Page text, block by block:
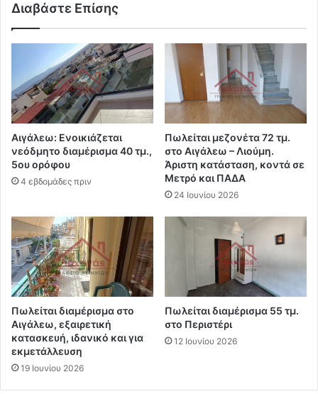
Διαβάστε Επίσης
Αιγάλεω: Ενοικιάζεται
νεόδμητο διαμέρισμα 40 τμ.,
5ου ορόφου
4 εβδομάδες πριν
Πωλείται μεζονέτα 72 τμ.
στο Αιγάλεω – Λιούμη.
Άριστη κατάσταση, κοντά σε
Μετρό και ΠΑΔΑ
24 Ιουνίου 2026
Πωλείται διαμέρισμα στο
Αιγάλεω, εξαιρετική
κατασκευή, ιδανικό και για
εκμετάλλευση
19 Ιουνίου 2026
Πωλείται διαμέρισμα 55 τμ.
στο Περιστέρι
12 Ιουνίου 2026